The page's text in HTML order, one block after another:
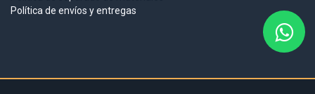
Política de envíos y entregas